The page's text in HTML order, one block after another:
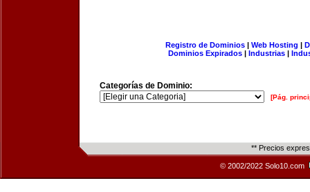
Registro de Dominios| Web Hosting |
Dominios Expirados | Industrias |
Categorías de Dominio:
[Pág.
** Precios
© 2002/2022 Solo10.com